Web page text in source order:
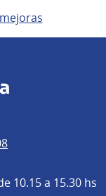
10.15 a 15.30 hs